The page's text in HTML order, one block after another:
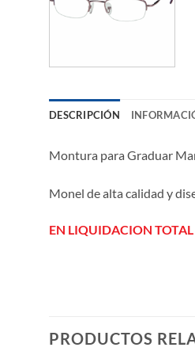
DESCRIPCIÓN
Montura para Graduar
Monel de alta calidad y
EN LIQUIDACION
PRODUCTOS